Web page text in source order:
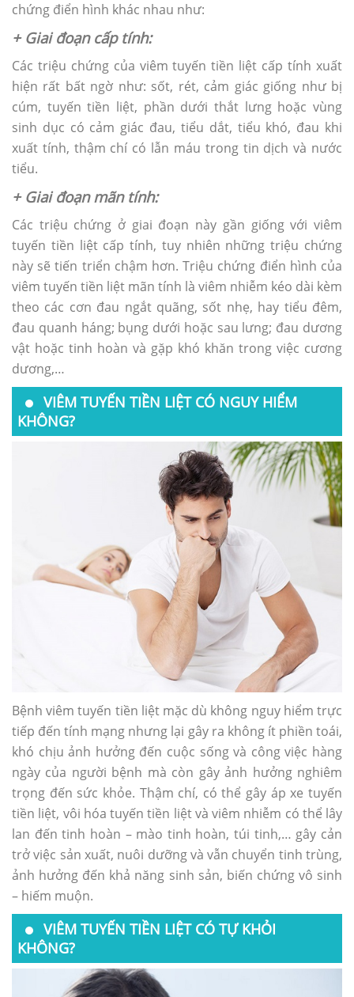
chứng điển hình khác nhau như:
+ Giai đoạn cấp tính:
Các triệu chứng của viêm tuyến tiền liệt cấp tính xuất
hiện rất bất ngờ như: sốt, rét, cảm giác giống như bị
cúm, tuyến tiền liệt, phần dưới thắt lưng hoặc vùng
sinh dục có cảm giác đau, tiểu dắt, tiểu khó, đau khi
xuất tính, thậm chí có lẫn máu trong tin dịch và nước
tiểu.
+ Giai đoạn mãn tính:
Các triệu chứng ở giai đoạn này gần giống với viêm
tuyến tiền liệt cấp tính, tuy nhiên những triệu chứng
này sẽ tiến triển chậm hơn. Triệu chứng điển hình của
viêm tuyến tiền liệt mãn tính là viêm nhiễm kéo dài kèm
theo các cơn đau ngắt quãng, sốt nhẹ, hay tiểu đêm,
đau quanh háng; bụng dưới hoặc sau lưng; đau dương
vật hoặc tinh hoàn và gặp khó khăn trong việc cương
dương,…
VIÊM TUYẾN TIỀN LIỆT CÓ NGUY HIỂM
KHÔNG?
Bệnh viêm tuyến tiền liệt mặc dù không nguy hiểm trực
tiếp đến tính mạng nhưng lại gây ra không ít phiền toái,
khó chịu ảnh hưởng đến cuộc sống và công việc hàng
ngày của người bệnh mà còn gây ảnh hưởng nghiêm
trọng đến sức khỏe. Thậm chí, có thể gây áp xe tuyến
tiền liệt, vôi hóa tuyến tiền liệt và viêm nhiễm có thể lây
lan đến tinh hoàn – mào tinh hoàn, túi tinh,… gây cản
trở việc sản xuất, nuôi dưỡng và vẫn chuyển tinh trùng,
ảnh hưởng đến khả năng sinh sản, biến chứng vô sinh
– hiếm muộn.
VIÊM TUYẾN TIỀN LIỆT CÓ TỰ KHỎI
KHÔNG?